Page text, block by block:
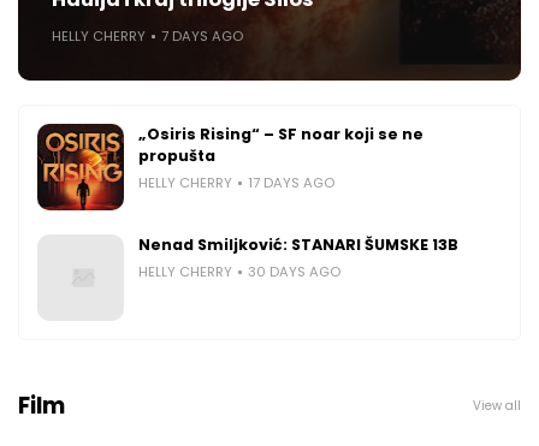
HELLY CHERRY 7 DAYS AGO
„Osiris Rising“ – SF noar koji se ne
propušta
HELLY CHERRY 17 DAYS AGO
Nenad Smiljković: STANARI ŠUMSKE 13B
HELLY CHERRY 30 DAYS AGO
Film View all